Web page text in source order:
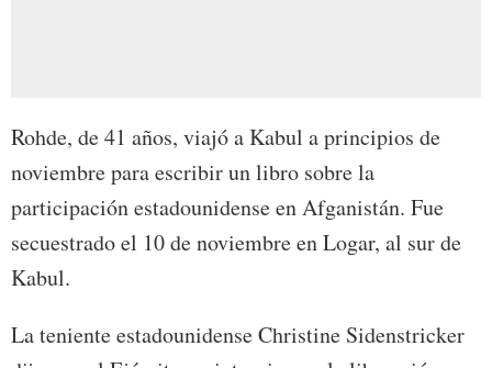
Rohde, de 41 años, viajó a Kabul a principios de
noviembre para escribir un libro sobre la
participación estadounidense en Afganistán. Fue
secuestrado el 10 de noviembre en Logar, al sur de
Kabul.
La teniente estadounidense Christine Sidenstricker